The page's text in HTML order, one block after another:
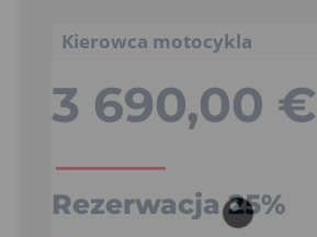
3 690,00 €
Rezerwacja25%